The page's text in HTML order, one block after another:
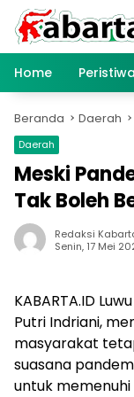
Langsung
konten
Home
Peristiwa
Beranda Daerah
Daerah
Meski
Tak Boleh
Redaksi
Senin, 17 Mei
KABARTA.ID
Putri Indriani,
masyarakat
suasana
untuk